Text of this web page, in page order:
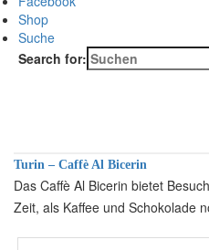
Shop
Suche
Search for:
Turin – Caffè Al Bicerin
Das Caffè Al Bicerin bietet
Zeit, als Kaffee und Schokolade